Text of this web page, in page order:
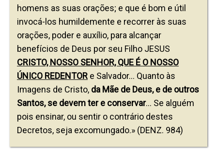
homens as suas orações; e que é bom e útil
invocá-los humildemente e recorrer às suas
orações, poder e auxílio, para alcançar
benefícios de Deus por seu Filho JESUS
CRISTO, NOSSO SENHOR, QUE É O NOSSO
ÚNICO REDENTOR e Salvador… Quanto às
Imagens de Cristo, da Mãe de Deus, e de outros
Santos, se devem ter e conservar… Se alguém
pois ensinar, ou sentir o contrário destes
Decretos, seja excomungado.» (DENZ. 984)